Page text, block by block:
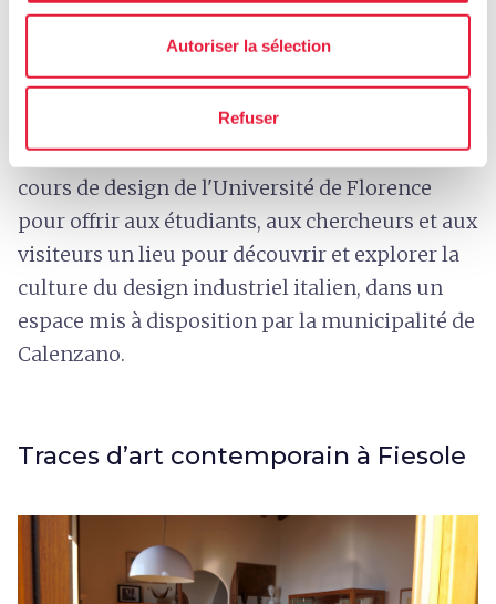
Autoriser la sélection
Refuser
permanente d'objets réalisés pour les plus
grandes entreprises de l’industrie du meuble et
d’articles de déco qui est organisée en même
temps que des expositions temporaires.
La Fondation travaille en collaboration avec les
cours de design de l'Université de Florence
pour offrir aux étudiants, aux chercheurs et aux
visiteurs un lieu pour découvrir et explorer la
culture du design industriel italien, dans un
espace mis à disposition par la municipalité de
Calenzano.
Traces d’art contemporain à Fiesole